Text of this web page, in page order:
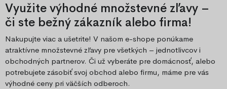
Využite výhodné množstevné zľavy –
či ste bežný zákazník alebo firma!
Nakupujte viac a ušetrite! V našom e-shope ponúkame
atraktívne množstevné zľavy pre všetkých – jednotlivcov i
obchodných partnerov. Či už vyberáte pre domácnosť, alebo
potrebujete zásobiť svoj obchod alebo firmu, máme pre vás
výhodné ceny pri väčších odberoch.